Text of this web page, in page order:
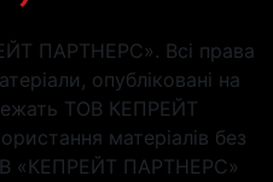
ПАРТНЕРС». Всі права
опубліковані на
ТОВ КЕПРЕЙТ
матеріалів без
«КЕПРЕЙТ ПАРТНЕРС»